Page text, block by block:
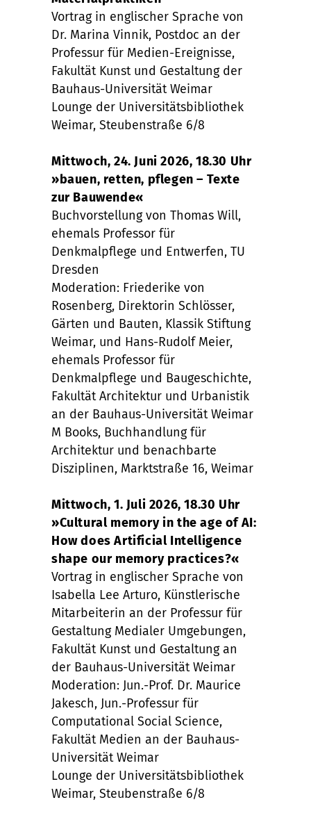
Vortrag in englischer Sprache von
Dr. Marina Vinnik, Postdoc an der
Professur für Medien-Ereignisse,
Fakultät Kunst und Gestaltung der
Bauhaus-Universität Weimar
Lounge der Universitätsbibliothek
Weimar, Steubenstraße 6/8
Mittwoch, 24. Juni 2026, 18.30 Uhr
»bauen, retten, pflegen – Texte
zur Bauwende«
Buchvorstellung von Thomas Will,
ehemals Professor für
Denkmalpflege und Entwerfen, TU
Dresden
Moderation: Friederike von
Rosenberg, Direktorin Schlösser,
Gärten und Bauten, Klassik Stiftung
Weimar, und Hans-Rudolf Meier,
ehemals Professor für
Denkmalpflege und Baugeschichte,
Fakultät Architektur und Urbanistik
an der Bauhaus-Universität Weimar
M Books, Buchhandlung für
Architektur und benachbarte
Disziplinen, Marktstraße 16, Weimar
Mittwoch, 1. Juli 2026, 18.30 Uhr
»Cultural memory in the age of AI:
How does Artificial Intelligence
shape our memory practices?«
Vortrag in englischer Sprache von
Isabella Lee Arturo, Künstlerische
Mitarbeiterin an der Professur für
Gestaltung Medialer Umgebungen,
Fakultät Kunst und Gestaltung an
der Bauhaus-Universität Weimar
Moderation: Jun.-Prof. Dr. Maurice
Jakesch, Jun.-Professur für
Computational Social Science,
Fakultät Medien an der Bauhaus-
Universität Weimar
Lounge der Universitätsbibliothek
Weimar, Steubenstraße 6/8